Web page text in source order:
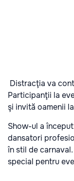
Distracţia va
Participanţii la
şi invită oamenii
Show-ul a
dansatori
în stil de
special pentru